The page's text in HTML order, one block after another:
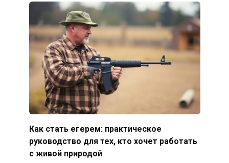
Как стать егерем: практическое
руководство для тех, кто хочет работать
с живой природой